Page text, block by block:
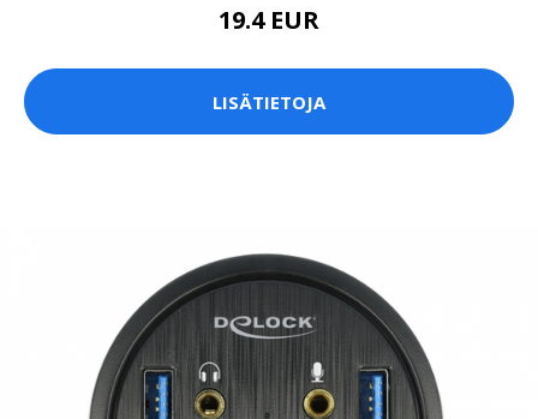
19.4 EUR
LISÄTIETOJA